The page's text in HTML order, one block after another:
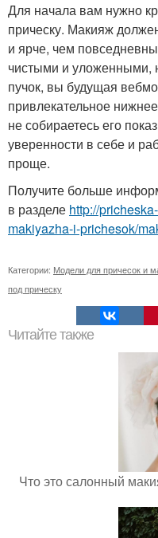
Для начала вам нужно
прическу. Макияж
и ярче, чем
чистыми и уложенными,
пучок, вы будущая
привлекательное
не собираетесь его
уверенности в себе и
проще.
Получите больше
в разделе http://
makiyazha-i-prichesok/
Категории: Модели для причесок и
под прическу
Читайте также
Что это салонный